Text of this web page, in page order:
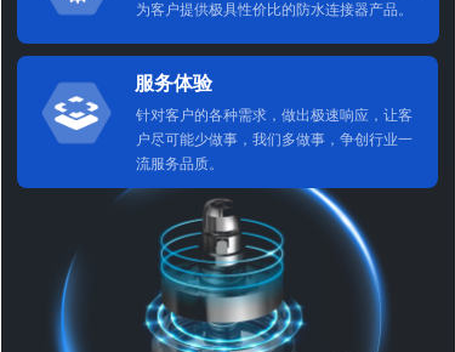
针对客户的各种需求，做出极速响应，让客
户尽可能少做事，我们多做事，争创行业一
流服务品质。
服务体验
为客户提供极具性价比的防水连接器产品。